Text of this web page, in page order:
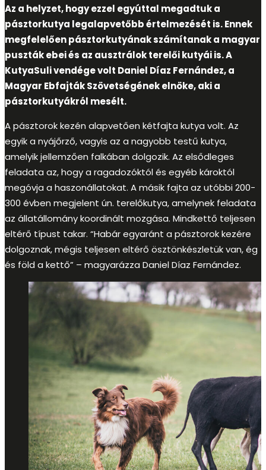
Az a helyzet, hogy ezzel egyúttal megadtuk a
pásztorkutya legalapvetőbb értelmezését is. Ennek
megfelelően pásztorkutyának számítanak a magyar
puszták ebei és az ausztrálok terelői kutyái is. A
KutyaSuli vendége volt Daniel Díaz Fernández, a
Magyar Ebfajták Szövetségének elnöke, aki a
pásztorkutyákról mesélt.
A pásztorok kezén alapvetően kétfajta kutya volt. Az
egyik a nyájőrző, vagyis az a nagyobb testű kutya,
amelyik jellemzően falkában dolgozik. Az elsődleges
feladata az, hogy a ragadozóktól és egyéb károktól
megóvja a haszonállatokat. A másik fajta az utóbbi 200-
300 évben megjelent ún. terelőkutya, amelynek feladata
az állatállomány koordinált mozgása. Mindkettő teljesen
eltérő típust takar. “Habár egyaránt a pásztorok kezére
dolgoznak, mégis teljesen eltérő ösztönkészletük van, ég
és föld a kettő” – magyarázza Daniel Díaz Fernández.